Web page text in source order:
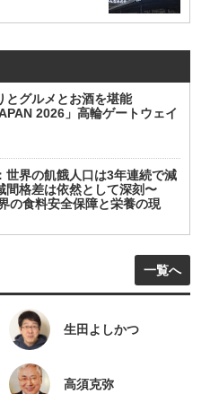
とグルメとお酒を堪能
2026」高輪ゲートウェイ
世界の飢餓人口は3年連続で減
間格差は依然として深刻〜
の食料安全保障と栄養の現
一覧へ
生田よしかつ
高須克弥